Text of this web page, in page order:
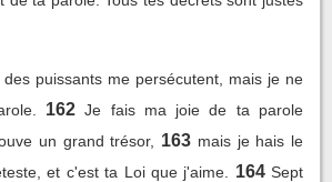
puissants me persécutent, mais je ne
162 Je fais ma joie de ta parole
un grand trésor,
163 mais je hais le
et c'est ta Loi que j'aime.
164 Sept